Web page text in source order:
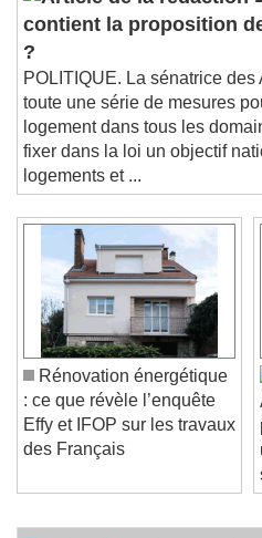
contient la proposition
?
POLITIQUE. La sénatrice
toute une série de mesures
logement dans tous les
fixer dans la loi un objectif
logements et ...
Rénovation énergétique
: ce que révèle l’enquête
Effy et IFOP sur les travaux
des Français